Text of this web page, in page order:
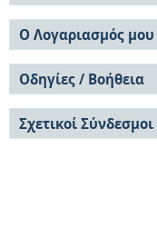
Σε όλο το DSpace
Κοινότητες &
Ανά Ημερομηνία
Έκδοσης
Συγγραφείς
Τίτλοι
Θέματα
Ο Λογαριασμός μου
Σύνδεση
Εγγραφή
Οδηγίες / Βοήθεια
Οδηγίες Υποβολής
Οδηγίες Χρήσης ΙΑ
Συχνές Ερωτήσεις
Σχετικοί Σύνδεσμοι